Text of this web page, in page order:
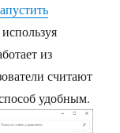
из
считают
удобным.